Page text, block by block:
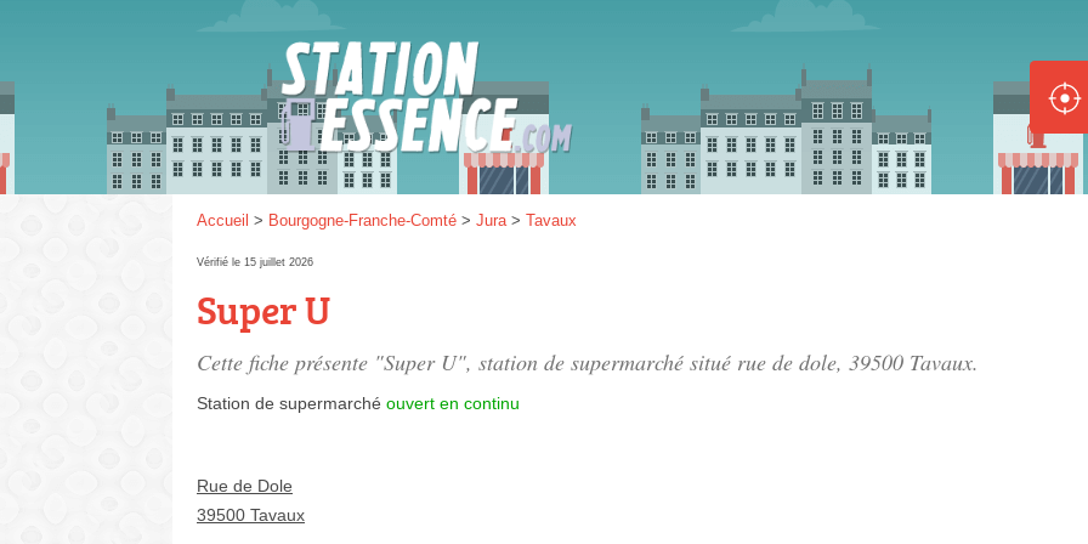
Accueil > Bourgogne-Franche-Comté > Jura> Tavaux
Vérifié le 15 juillet 2026
Super U
Cette fiche présente "Super U", station de supermarché situé rue de dole, 39500 Tavaux.
Station de supermarché ouvert en continu
Rue de Dole
39500 Tavaux
Gazole :
Disponible Épuisé
SP 98 :
Disponible Épuisé